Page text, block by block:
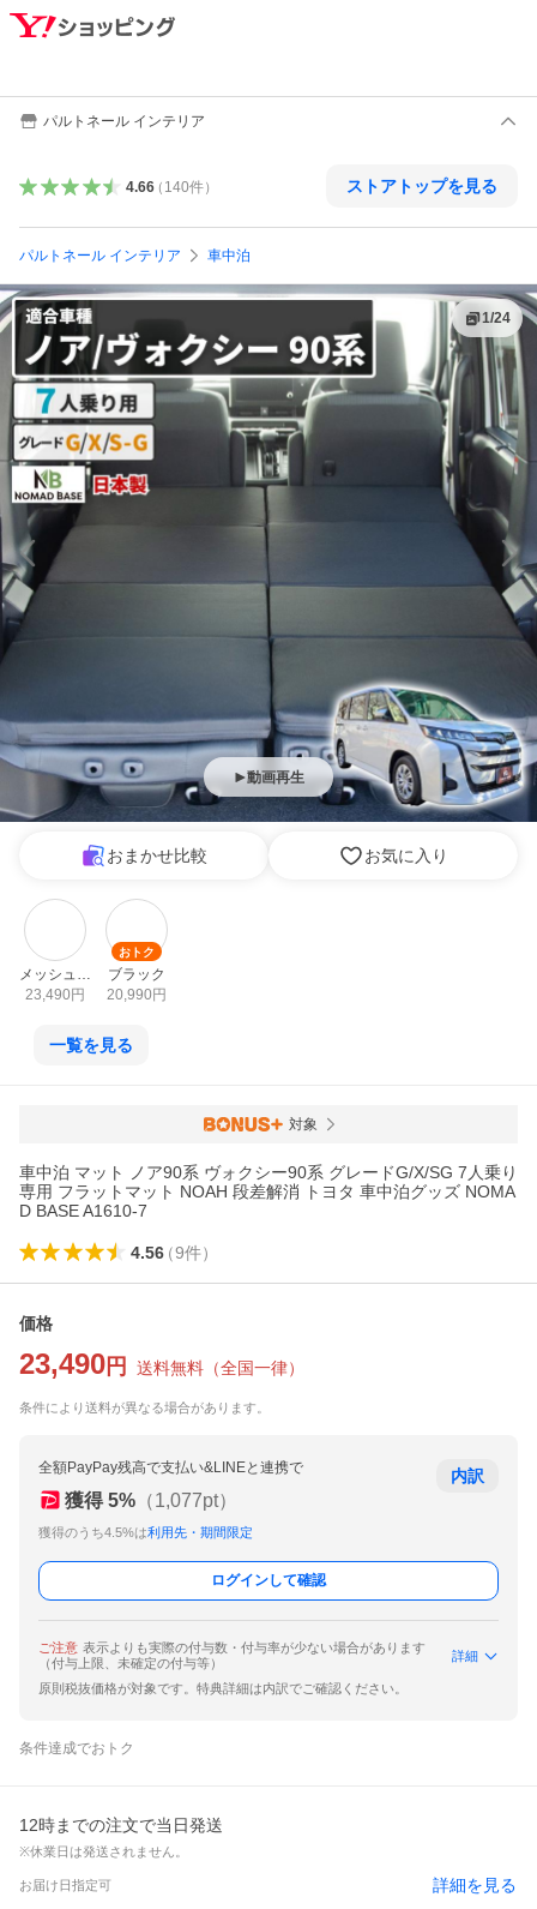
パルトネール インテリア
4.66（ 140件） ストアトップを見る
パルトネール インテリア 車中泊
動画再生
1/24
おまかせ比較 お気に入り
メッシュダ
ークブラウ
23,490 円
おトク
ブラック
20,990 円
一覧を見る
対象
車中泊 マット ノア90系 ヴォクシー90系 グレードG/X/SG 7人乗り
専用 フラットマット NOAH 段差解消 トヨタ 車中泊グッズ NOMA
D BASE A1610-7
4.56（9件）
価格
23,490 円 送料無料 （全国一律）
条件により送料が異なる場合があります。
全額PayPay残高で支払い&LINEと連携で
獲得 5% （1,077pt）
獲得のうち4.5%は利用先・期間限定
内訳
ログインして確認
ご注意 表示よりも実際の付与数・付与率が少ない場合があります
（付与上限、未確定の付与等）
詳細
原則税抜価格が対象です。特典詳細は内訳でご確認ください。
条件達成でおトク
12時までの注文で当日発送
※休業日は発送されません。
お届け日指定可 詳細を見る